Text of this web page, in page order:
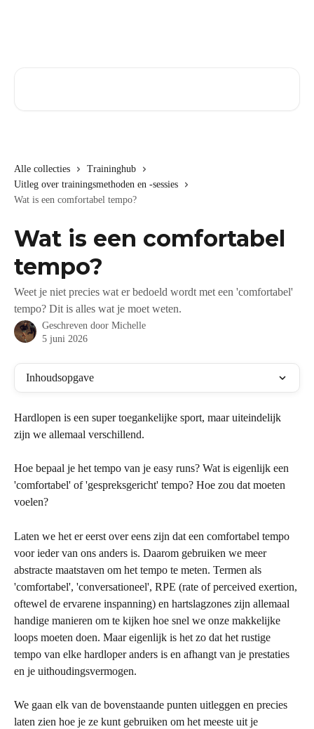
Alle collecties
Traininghub
Uitleg over trainingsmethoden en -sessies
Wat is een comfortabel tempo?
Wat is een comfortabel
tempo?
Weet je niet precies wat er bedoeld wordt met een 'comfortabel'
tempo? Dit is alles wat je moet weten.
Geschreven door Michelle
5 juni 2026
Inhoudsopgave
Hardlopen is een super toegankelijke sport, maar uiteindelijk
zijn we allemaal verschillend.
Hoe bepaal je het tempo van je easy runs? Wat is eigenlijk een
'comfortabel' of 'gespreksgericht' tempo? Hoe zou dat moeten
voelen?
Laten we het er eerst over eens zijn dat een comfortabel tempo
voor ieder van ons anders is. Daarom gebruiken we meer
abstracte maatstaven om het tempo te meten. Termen als
'comfortabel', 'conversationeel', RPE (rate of perceived exertion,
oftewel de ervarene inspanning) en hartslagzones zijn allemaal
handige manieren om te kijken hoe snel we onze makkelijke
loops moeten doen. Maar eigenlijk is het zo dat het rustige
tempo van elke hardloper anders is en afhangt van je prestaties
en je uithoudingsvermogen.
We gaan elk van de bovenstaande punten uitleggen en precies
laten zien hoe je ze kunt gebruiken om het meeste uit je